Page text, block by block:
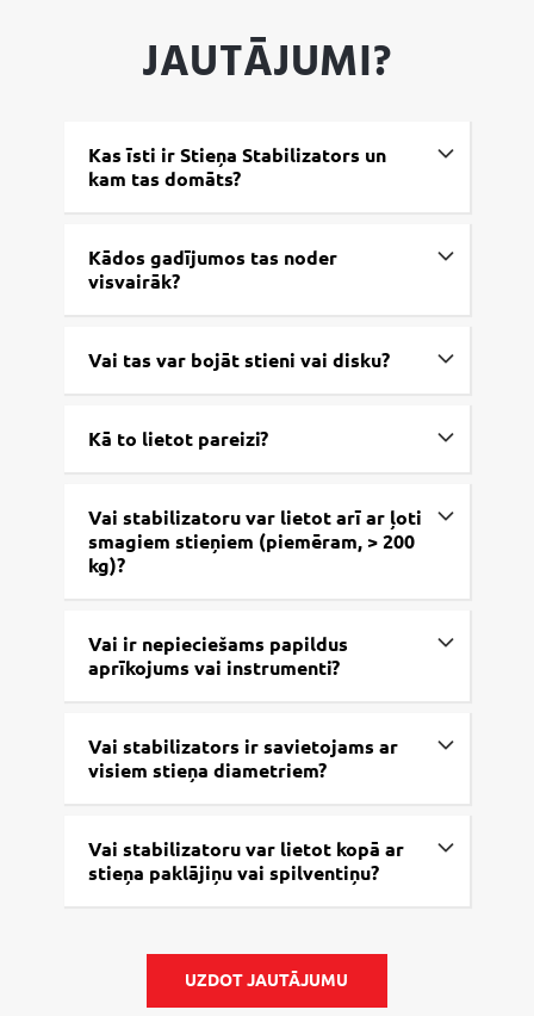
JAUTĀJUMI?
Kas īsti ir Stieņa Stabilizators un
kam tas domāts?
Kādos gadījumos tas noder
visvairāk?
Vai tas var bojāt stieni vai disku?
Kā to lietot pareizi?
Vai stabilizatoru var lietot arī ar ļoti
smagiem stieņiem (piemēram, > 200
kg)?
Vai ir nepieciešams papildus
aprīkojums vai instrumenti?
Vai stabilizators ir savietojams ar
visiem stieņa diametriem?
Vai stabilizatoru var lietot kopā ar
stieņa paklājiņu vai spilventiņu?
UZDOT JAUTĀJUMU